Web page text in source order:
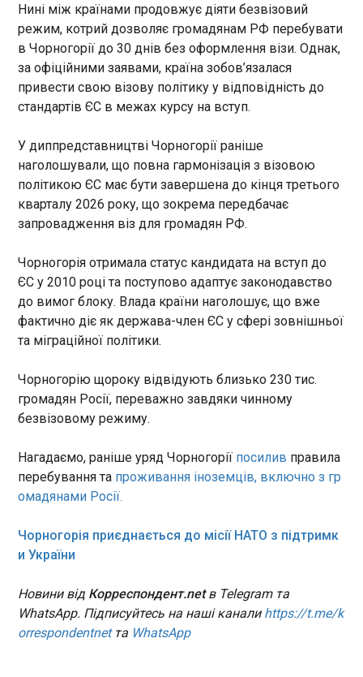
документ мав на меті
зупинити війну, відновити
судноплавство в протоці, а
також виділити 60 днів на
узгодження постійного
мирного договору. Попри
публічні суперечки між
щодо трактування
домовленостей і взаємні
військові удари протягом
останнього тижня, сторони
сіли за стіл переговорів.
ЧИТАТЬ
Україна розпочинає експорт озброєння для
країн-партнерів
21:10:41
Україна розпочала експорт
оборонних технологій для
країн-партнерів, повідомляє
Федоров. Для цього
створили чітку процедуру з
єдиними правилами для
держави, виробників і
партнерів.
ЧИТАТЬ
Росіяни стали активніше виводити готівку з
21:00:52
У РФ банківська система п'ятий місяць поспіль
стикається з відпливом коштів у готівку. Про це
готівки в обігу збільшився ще на 449,7 млрд
рублів. Порівняно з травнем, темпи приросту
готівки в економіці стали більшими на 18%: тоді
грошей в обороті побільшало на 386,2 млрд
ЧИТАТЬ
Найбільша мережа АЗС у Сибіру зупинила
продаж пального
У низці регіонів Росії загострюється дефіцит
пального. Так, приватна мережа автозаправних
станцій БРК , яка об’єднує понад 100 АЗС в
Нині між країнами продовжує діяти безвізовий
режим, котрий дозволяє громадянам РФ перебувати
в Чорногорії до 30 днів без оформлення візи. Однак,
за офіційними заявами, країна зобов’язалася
привести свою візову політику у відповідність до
стандартів ЄС в межах курсу на вступ.
У диппредставництві Чорногорії раніше
наголошували, що повна гармонізація з візовою
політикою ЄС має бути завершена до кінця третього
кварталу 2026 року, що зокрема передбачає
запровадження віз для громадян РФ.
Чорногорія отримала статус кандидата на вступ до
ЄС у 2010 році та поступово адаптує законодавство
до вимог блоку. Влада країни наголошує, що вже
фактично діє як держава-член ЄС у сфері зовнішньої
та міграційної політики.
Чорногорію щороку відвідують близько 230 тис.
громадян Росії, переважно завдяки чинному
безвізовому режиму.
Нагадаємо, раніше уряд Чорногорії посилив правила
перебування та проживання іноземців, включно з гр
омадянами Росії.
Чорногорія приєднається до місії НАТО з підтримк
и України
Новини від Корреспондент.netв Telegram та
WhatsApp. Підписуйтесь на наші канали https://t.me/k
orrespondentnetта WhatsApp